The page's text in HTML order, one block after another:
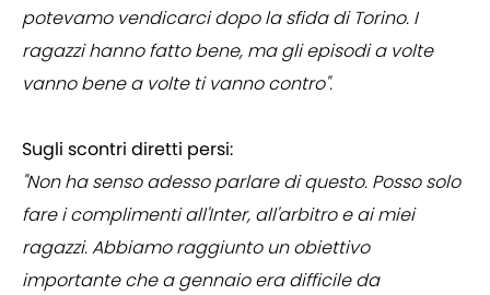
potevamo vendicarci dopo la sfida di Torino. I
ragazzi hanno fatto bene, ma gli episodi a volte
vanno bene a volte ti vanno contro".
Sugli scontri diretti persi:
"Non ha senso adesso parlare di questo. Posso solo
fare i complimenti all'Inter, all'arbitro e ai miei
ragazzi. Abbiamo raggiunto un obiettivo
importante che a gennaio era difficile da